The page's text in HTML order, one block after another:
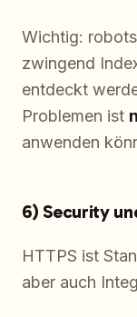
Wichtig:
zwingend
entdeckt
Problemen ist
anwenden
6) Security
HTTPS ist
aber auch